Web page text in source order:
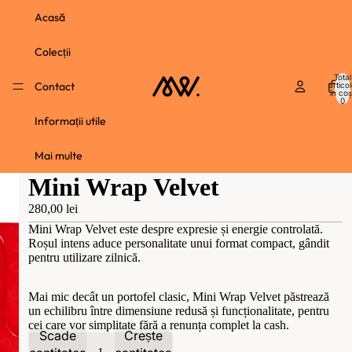
Acasă
Colecții
Contact
Informații utile
Mai multe
Total
în
0
Mini Wrap Velvet
280,00 lei
Mini Wrap Velvet este despre expresie și energie controlată.
Roșul intens aduce personalitate unui format compact, gândit
pentru utilizare zilnică.
Mai mic decât un portofel clasic, Mini Wrap Velvet păstrează
un echilibru între dimensiune redusă și funcționalitate, pentru
cei care vor simplitate fără a renunța complet la cash.
Scade
Crește